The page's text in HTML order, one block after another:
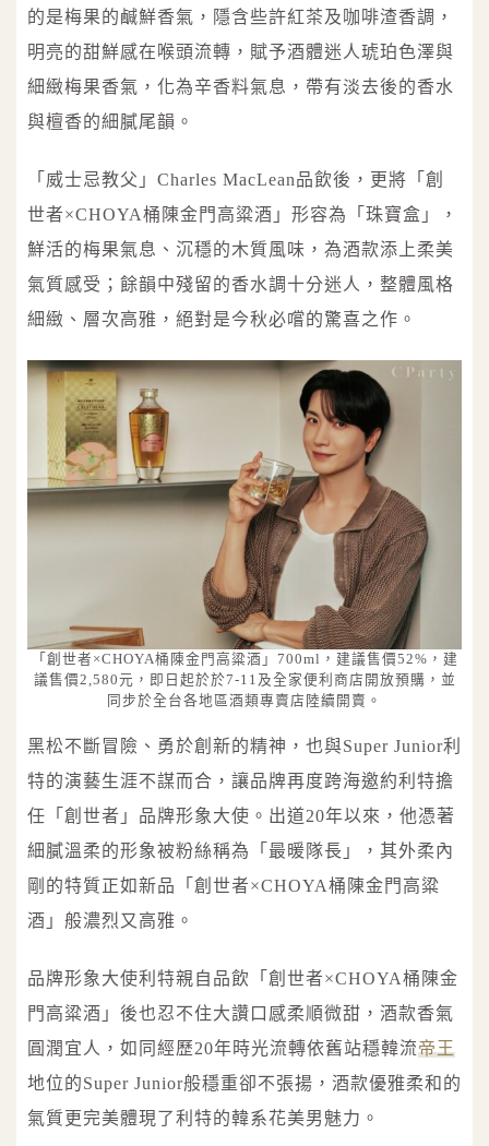
的是梅果的鹹鮮香氣，隱含些許紅茶及咖啡渣香調，
明亮的甜鮮感在喉頭流轉，賦予酒體迷人琥珀色澤與
細緻梅果香氣，化為辛香料氣息，帶有淡去後的香水
與檀香的細膩尾韻。
「威士忌教父」Charles MacLean品飲後，更將「創
世者×CHOYA桶陳金門高粱酒」形容為「珠寶盒」，
鮮活的梅果氣息、沉穩的木質風味，為酒款添上柔美
氣質感受；餘韻中殘留的香水調十分迷人，整體風格
細緻、層次高雅，絕對是今秋必嚐的驚喜之作。
「創世者×CHOYA桶陳金門高粱酒」700ml，建議售價52%，建
議售價2,580元，即日起於於7-11及全家便利商店開放預購，並
同步於全台各地區酒類專賣店陸續開賣。
黑松不斷冒險、勇於創新的精神，也與Super Junior利
特的演藝生涯不謀而合，讓品牌再度跨海邀約利特擔
任「創世者」品牌形象大使。出道20年以來，他憑著
細膩溫柔的形象被粉絲稱為「最暖隊長」，其外柔內
剛的特質正如新品「創世者×CHOYA桶陳金門高粱
酒」般濃烈又高雅。
品牌形象大使利特親自品飲「創世者×CHOYA桶陳金
門高粱酒」後也忍不住大讚口感柔順微甜，酒款香氣
圓潤宜人，如同經歷20年時光流轉依舊站穩韓流帝王
地位的Super Junior般穩重卻不張揚，酒款優雅柔和的
氣質更完美體現了利特的韓系花美男魅力。